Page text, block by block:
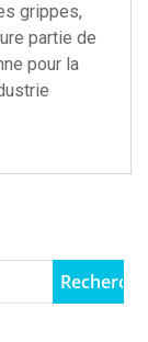
grippes,
partie de
pour la